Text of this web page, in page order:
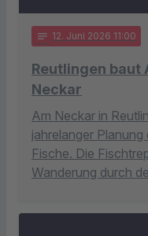
notes 12. Juni 2026 11:00
Reutlingen baut
Neckar
Am Neckar in
jahrelanger
Fische. Die
Wanderung durch